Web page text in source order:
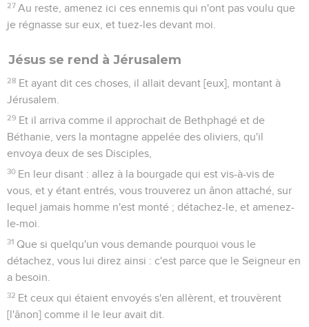
27 Au reste, amenez ici ces ennemis qui n'ont pas voulu que
je régnasse sur eux, et tuez-les devant moi.
Jésus se rend à Jérusalem
28 Et ayant dit ces choses, il allait devant [eux], montant à
Jérusalem.
29 Et il arriva comme il approchait de Bethphagé et de
Béthanie, vers la montagne appelée des oliviers, qu'il
envoya deux de ses Disciples,
30 En leur disant : allez à la bourgade qui est vis-à-vis de
vous, et y étant entrés, vous trouverez un ânon attaché, sur
lequel jamais homme n'est monté ; détachez-le, et amenez-
le-moi.
31 Que si quelqu'un vous demande pourquoi vous le
détachez, vous lui direz ainsi : c'est parce que le Seigneur en
a besoin.
32 Et ceux qui étaient envoyés s'en allèrent, et trouvèrent
[l'ânon] comme il le leur avait dit.